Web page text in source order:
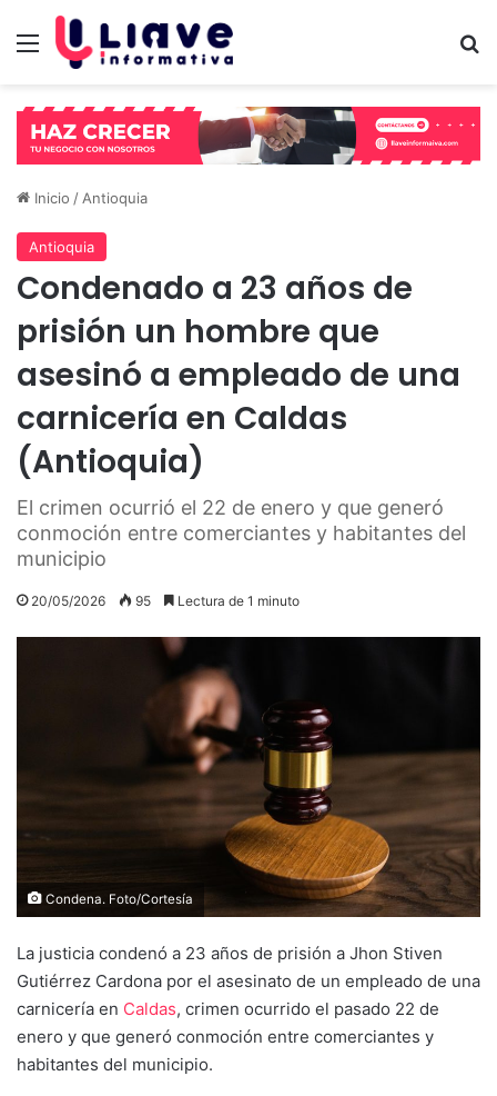
Menú
Inicio / Antioquia
Antioquia
Condenado a 23 años de
prisión un hombre que
asesinó a empleado de una
carnicería en Caldas
(Antioquia)
El crimen ocurrió el 22 de enero y que generó
conmoción entre comerciantes y habitantes del
municipio
20/05/2026 95 Lectura de 1 minuto
Condena. Foto/Cortesía
La justicia condenó a 23 años de prisión a Jhon Stiven
Gutiérrez Cardona por el asesinato de un empleado de una
carnicería en Caldas, crimen ocurrido el pasado 22 de
enero y que generó conmoción entre comerciantes y
habitantes del municipio.